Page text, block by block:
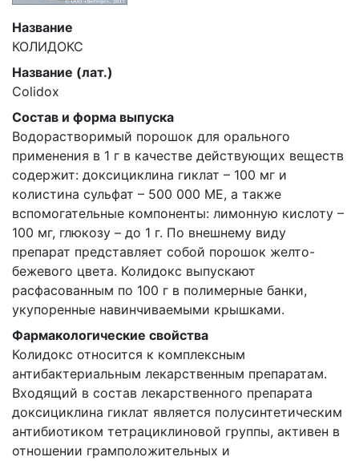
Название
КОЛИДОКС
Название (лат.)
Colidox
Состав и форма выпуска
Водорастворимый порошок для орального
применения в 1 г в качестве действующих веществ
содержит: доксициклина гиклат – 100 мг и
колистина сульфат – 500 000 МЕ, а также
вспомогательные компоненты: лимонную кислоту –
100 мг, глюкозу – до 1 г. По внешнему виду
препарат представляет собой порошок желто-
бежевого цвета. Колидокс выпускают
расфасованным по 100 г в полимерные банки,
укупоренные навинчиваемыми крышками.
Фармакологические свойства
Колидокс относится к комплексным
антибактериальным лекарственным препаратам.
Входящий в состав лекарственного препарата
доксициклина гиклат является полусинтетическим
антибиотиком тетрациклиновой группы, активен в
отношении грамположительных и